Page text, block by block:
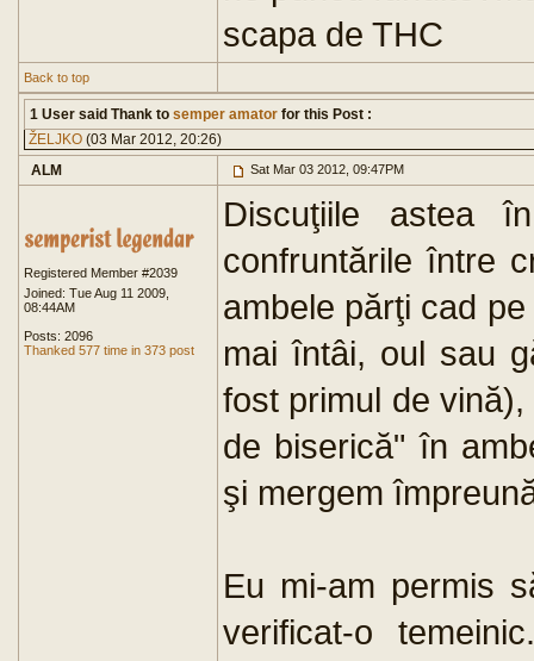
scapa de THC
Back to top
1 User said Thank to semper amator for this Post :
ŽELJKO (03 Mar 2012, 20:26)
ALM
Sat Mar 03 2012, 09:47PM
Registered Member #2039
Joined: Tue Aug 11 2009,
08:44AM
Posts: 2096
Thanked 577 time in 373 post
Discuţiile astea
confruntările între
ambele părţi cad
mai întâi, oul sau
fost primul de
de biserică" în
şi mergem
Eu mi-am permis
verificat-o